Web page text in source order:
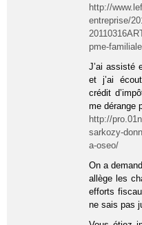
http://
entreprise/
pme-
J’ai assisté
et j’ai
crédit
me dérange
http://
sarkozy-
a-oseo/
On a
allège les
efforts
ne sais pas